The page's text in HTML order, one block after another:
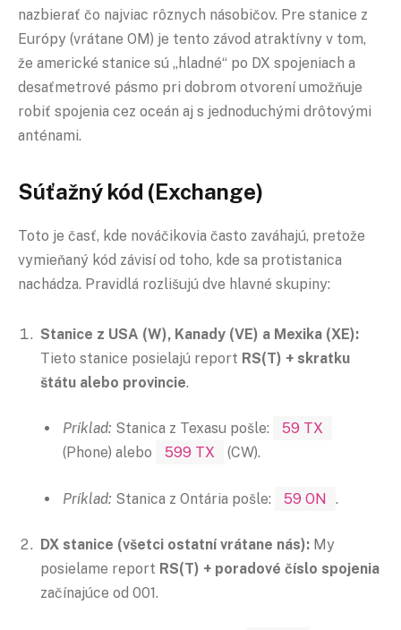
nazbierať čo najviac rôznych násobičov. Pre stanice z
Európy (vrátane OM) je tento závod atraktívny v tom,
že americké stanice sú „hladné“ po DX spojeniach a
desaťmetrové pásmo pri dobrom otvorení umožňuje
robiť spojenia cez oceán aj s jednoduchými drôtovými
anténami.
Súťažný kód (Exchange)
Toto je časť, kde nováčikovia často zaváhajú, pretože
vymieňaný kód závisí od toho, kde sa protistanica
nachádza. Pravidlá rozlišujú dve hlavné skupiny:
Stanice z USA (W), Kanady (VE) a Mexika (XE):
Tieto stanice posielajú report RS(T) + skratku
štátu alebo provincie.
Príklad: Stanica z Texasu pošle:
59 TX
(Phone) alebo
599 TX (CW).
Príklad: Stanica z Ontária pošle: 59 ON .
DX stanice (všetci ostatní vrátane nás): My
posielame report RS(T) + poradové číslo spojenia
začínajúce od 001.